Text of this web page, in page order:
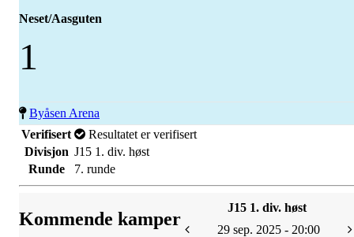
Neset/Aasguten
1
Byåsen Arena
Verifisert
Resultatet er verifisert
Divisjon J15 1. div. høst
Runde
7. runde
Kommende kamper
J15 1. div. høst
29 sep. 2025 - 20:00